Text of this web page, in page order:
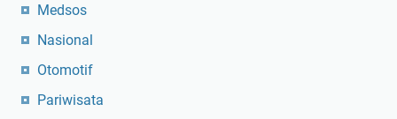
Medsos
Nasional
Otomotif
Pariwisata